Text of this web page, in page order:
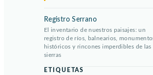
Registro Serrano
El inventario de nuestros paisajes: un
registro de ríos, balnearios,
históricos y rincones imperdibles de las
sierras
ETIQUETAS